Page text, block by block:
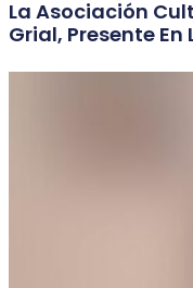
La Asociación
Grial, Presente En